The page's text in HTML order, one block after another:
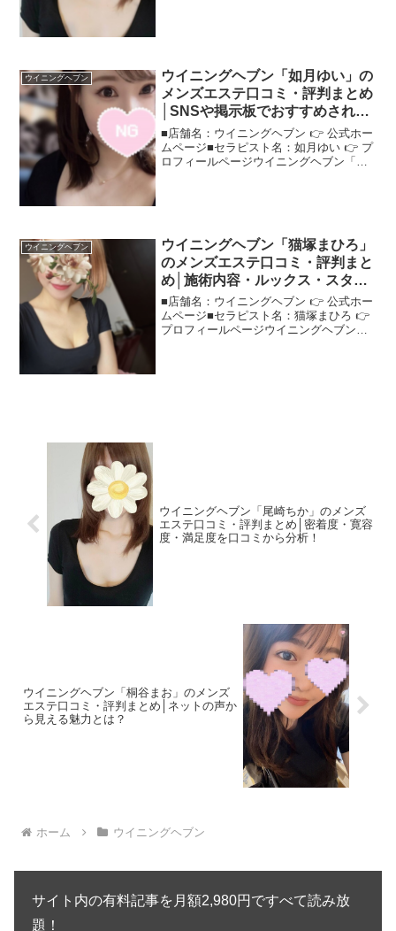
ウイニングヘブン
ウイニングヘブン「如月ゆい」の
メンズエステ口コミ・評判まとめ
│SNSや掲示板でおすすめされる
理由とは？
■店舗名：ウイニングヘブン 👉 公式ホー
ムページ■セラピスト名：如月ゆい 👉 プ
ロフィールページウイニングヘブン「如
ウイニングヘブン
ウイニングヘブン「猫塚まひろ」
のメンズエステ口コミ・評判まと
め│施術内容・ルックス・スタイ
ルをリアルに解説！
■店舗名：ウイニングヘブン 👉 公式ホー
ムページ■セラピスト名：猫塚まひろ 👉
プロフィールページウイニングヘブン
ウイニングヘブン「尾崎ちか」のメンズ
エステ口コミ・評判まとめ│密着度・寛容
度・満足度を口コミから分析！
ウイニングヘブン「桐谷まお」のメンズ
エステ口コミ・評判まとめ│ネットの声か
ら見える魅力とは？
ホーム ウイニングヘブン
サイト内の有料記事を月額2,980円ですべて読み放
題！